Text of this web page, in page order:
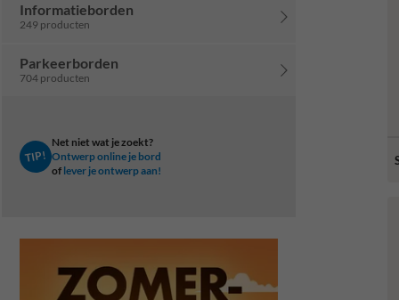
Informatieborden
249 producten
Parkeerborden
704 producten
TIP!
Net niet wat je zoekt?
Ontwerp online je bord
of lever je ontwerp aan!